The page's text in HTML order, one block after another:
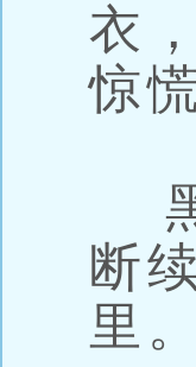
衣
惊
黑
断
里。